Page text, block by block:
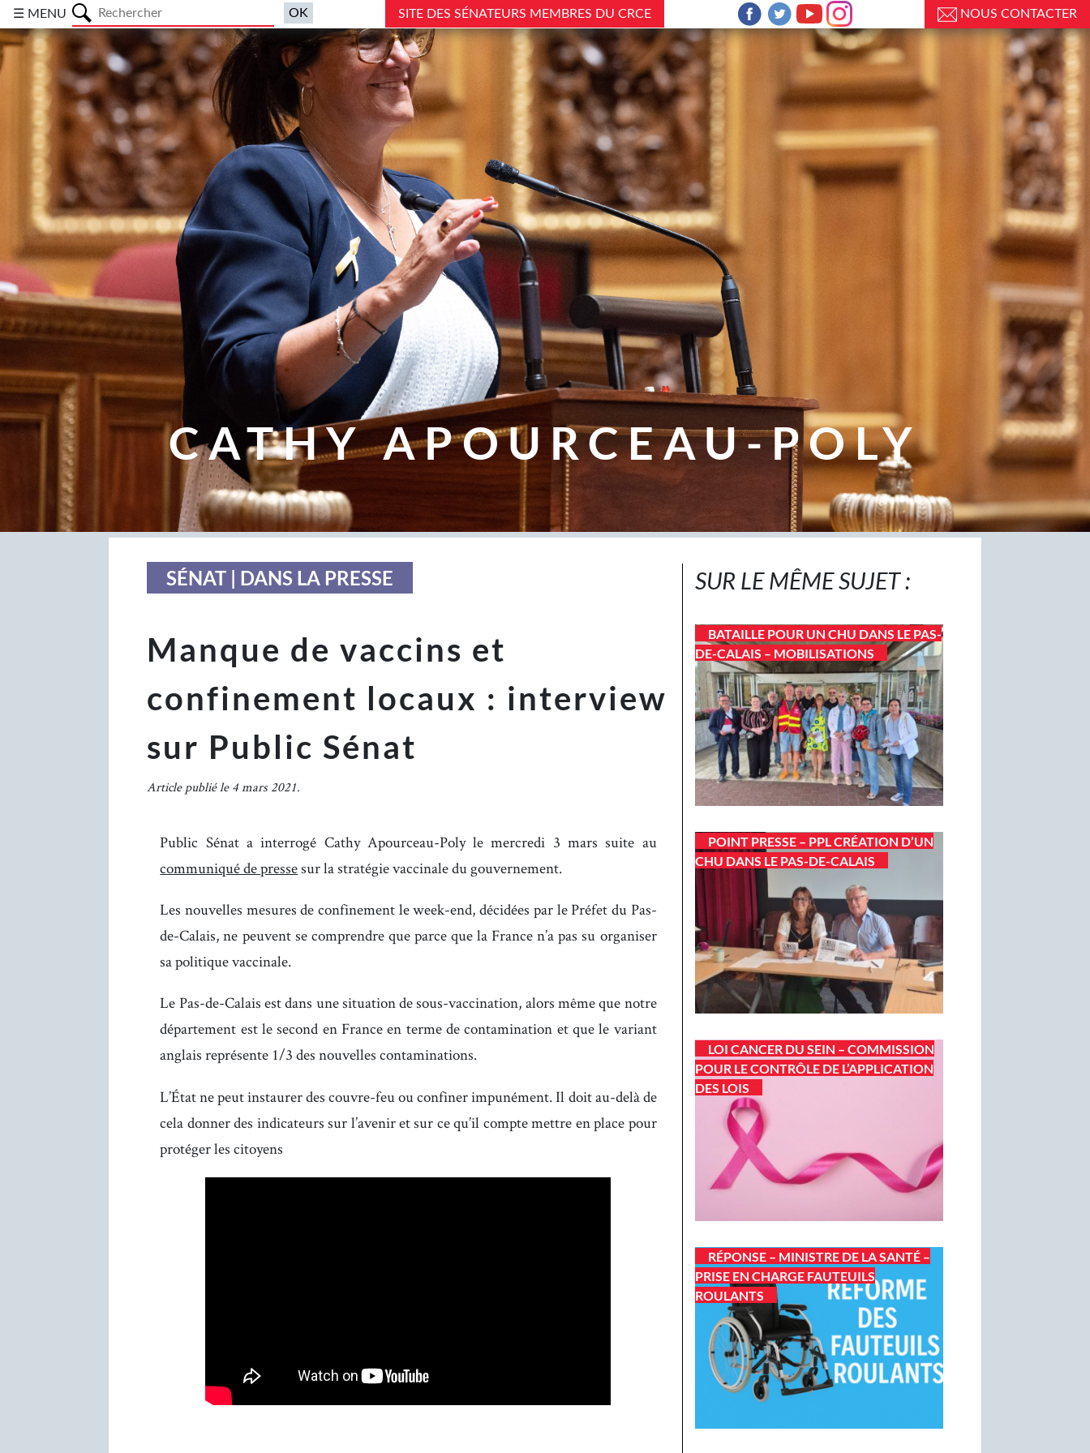
☰ MENU SITE DES SÉNATEURS MEMBRES DU CRCE NOUS CONTACTER
CATHY APOURCEAU-POLY
SÉNAT | DANS LA PRESSE
Manque de vaccins et
confinement locaux : interview
sur Public Sénat
Article publié le 4 mars 2021.
Public Sénat a interrogé Cathy Apourceau-Poly le mercredi 3 mars suite au
communiqué de pressesur la stratégie vaccinale du gouvernement.
Les nouvelles mesures de confinement le week-end, décidées par le Préfet du Pas-
de-Calais, ne peuvent se comprendre que parce que la France n’a pas su organiser
sa politique vaccinale.
Le Pas-de-Calais est dans une situation de sous-vaccination, alors même que notre
département est le second en France en terme de contamination et que le variant
anglais représente 1/3 des nouvelles contaminations.
L’État ne peut instaurer des couvre-feu ou confiner impunément. Il doit au-delà de
cela donner des indicateurs sur l’avenir et sur ce qu’il compte mettre en place pour
protéger les citoyens
SUR LE MÊME SUJET :
BATAILLE POUR UN CHU DANS LE PAS-
DE-CALAIS – MOBILISATIONS
POINT PRESSE – PPL CRÉATION D’UN
CHU DANS LE PAS-DE-CALAIS
LOI CANCER DU SEIN – COMMISSION
POUR LE CONTRÔLE DE L’APPLICATION
DES LOIS
RÉPONSE – MINISTRE DE LA SANTÉ –
PRISE EN CHARGE FAUTEUILS
ROULANTS